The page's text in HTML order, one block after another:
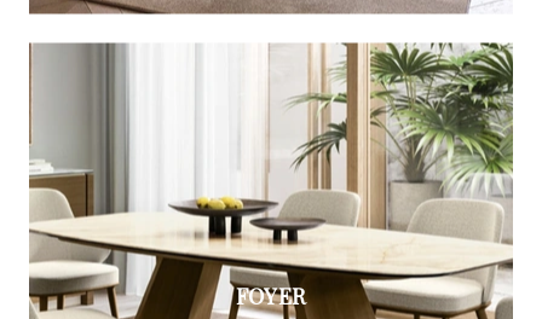
FOYER